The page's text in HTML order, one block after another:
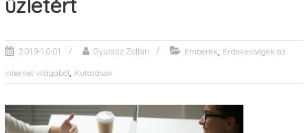
üzletért
2019-10-01 Gyurasz Zoltan Emberek, Érdekességek az
internet világából, Kutatások